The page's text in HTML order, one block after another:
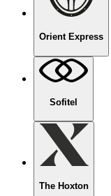
Orient Express
Sofitel
The Hoxton